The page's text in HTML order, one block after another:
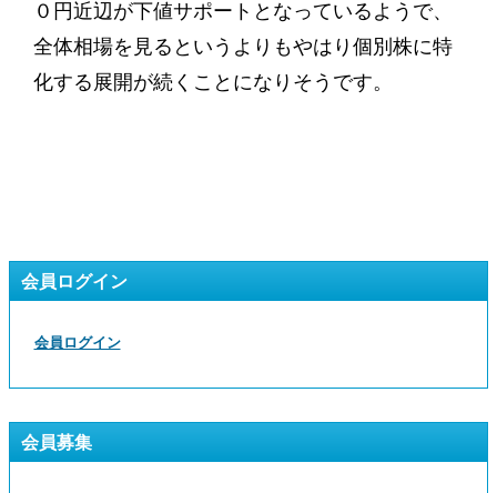
０円近辺が下値サポートとなっているようで、
全体相場を見るというよりもやはり個別株に特
化する展開が続くことになりそうです。
会員ログイン
会員ログイン
会員募集